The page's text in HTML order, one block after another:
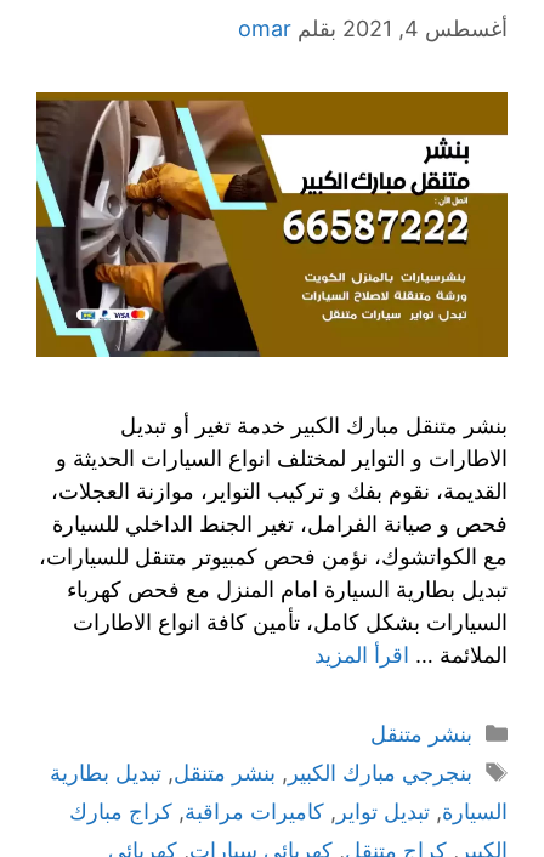
أغسطس 4, 2021 بقلم omar
بنشر متنقل مبارك الكبير خدمة تغير أو تبديل
الاطارات و التواير لمختلف انواع السيارات الحديثة و
القديمة، نقوم بفك و تركيب التواير، موازنة العجلات،
فحص و صيانة الفرامل، تغير الجنط الداخلي للسيارة
مع الكواتشوك، نؤمن فحص كمبيوتر متنقل للسيارات،
تبديل بطارية السيارة امام المنزل مع فحص كهرباء
السيارات بشكل كامل، تأمين كافة انواع الاطارات
الملائمة … اقرأ المزيد
بنشر متنقل
بنجرجي مبارك الكبير , بنشر متنقل, تبديل بطارية
السيارة, تبديل تواير , كاميرات مراقبة, كراج مبارك
الكبير , كراج متنقل, كهربائي سيارات, كهربائي